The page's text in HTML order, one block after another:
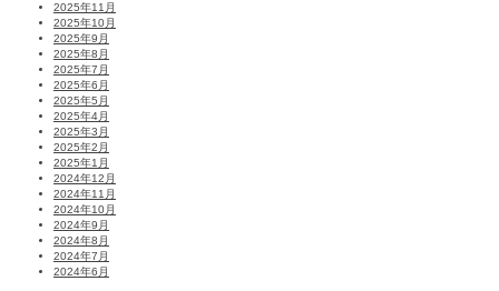
2025年11月
2025年10月
2025年9月
2025年8月
2025年7月
2025年6月
2025年5月
2025年4月
2025年3月
2025年2月
2025年1月
2024年12月
2024年11月
2024年10月
2024年9月
2024年8月
2024年7月
2024年6月